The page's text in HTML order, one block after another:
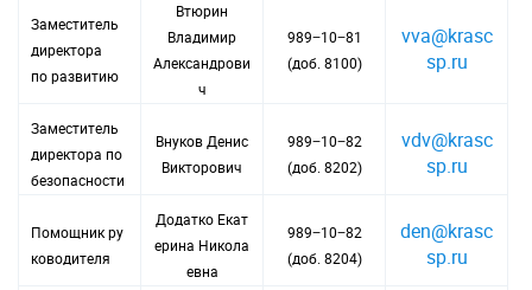
Заместитель
директора
по развитию
Втюрин
Владимир
Александрови
ч
989−10−81
(доб. 8100)
vva@krasc
sp.ru
Заместитель
директора по
безопасности
Внуков Денис
Викторович
989−10−82
(доб. 8202)
vdv@krasc
sp.ru
Помощник ру
ководителя
Додатко Екат
ерина Никола
евна
989−10−82
(доб. 8204)
den@krasc
sp.ru